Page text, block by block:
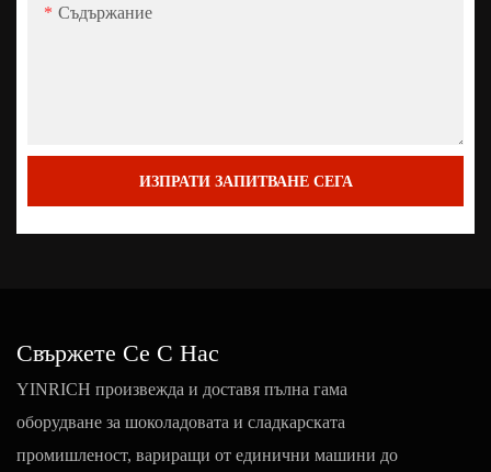
Съдържание
ИЗПРАТИ ЗАПИТВАНЕ СЕГА
Свържете Се С Нас
YINRICH произвежда и доставя пълна гама
оборудване за шоколадовата и сладкарската
промишленост, вариращи от единични машини до